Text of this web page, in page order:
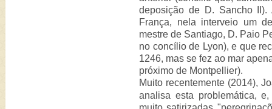
deposição de D. Sancho
França, nela interveio um
mestre de Santiago, D. Paio
no concílio de Lyon), e que
1246, mas se fez ao mar
próximo de Montpellier).
Muito recentemente (2014),
analisa esta problemática,